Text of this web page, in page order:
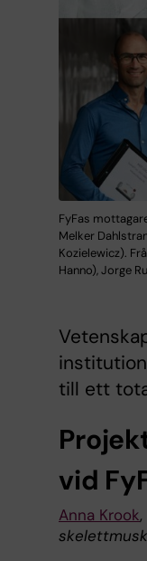
FyFas
Melker
Kozielewicz).
Hanno), Jorge
till ett
vid
Anna Krook